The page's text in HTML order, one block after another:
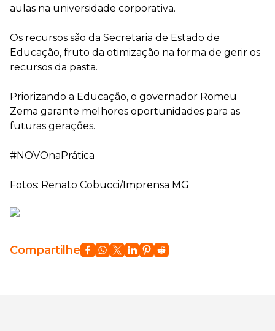
aulas na universidade corporativa.
Os recursos são da Secretaria de Estado de
Educação, fruto da otimização na forma de gerir os
recursos da pasta.
Priorizando a Educação, o governador Romeu
Zema garante melhores oportunidades para as
futuras gerações.
#NOVOnaPrática
Fotos: Renato Cobucci/Imprensa MG
Compartilhe